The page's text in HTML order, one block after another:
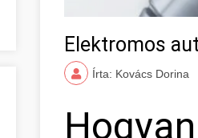
Elektromos
Írta: Kovács Dorina